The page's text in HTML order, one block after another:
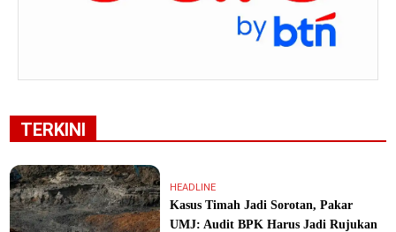
TERKINI
HEADLINE
Kasus Timah Jadi Sorotan, Pakar
UMJ: Audit BPK Harus Jadi Rujukan